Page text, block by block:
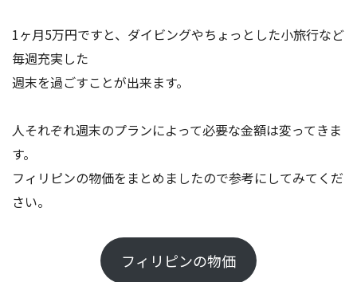
1ヶ月5万円ですと、ダイビングやちょっとした小旅行など
毎週充実した
週末を過ごすことが出来ます。
人それぞれ週末のプランによって必要な金額は変ってきま
す。
フィリピンの物価をまとめましたので参考にしてみてくだ
さい。
フィリピンの物価